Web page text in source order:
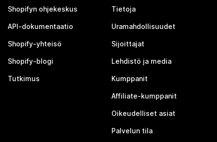
Shopifyn ohjekeskus
API-dokumentaatio
Shopify-yhteisö
Shopify-blogi
Tutkimus
Tietoja
Uramahdollisuudet
Sijoittajat
Lehdistö ja media
Kumppanit
Affiliate-kumppanit
Oikeudelliset asiat
Palvelun tila